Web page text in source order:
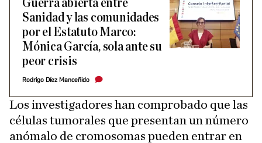
Guerra abierta entre
Sanidad y las comunidades
por el Estatuto Marco:
Mónica García, sola ante su
peor crisis
Rodrigo Díez Manceñido
Los investigadores han comprobado que las
células tumorales que presentan un número
anómalo de cromosomas pueden entrar en